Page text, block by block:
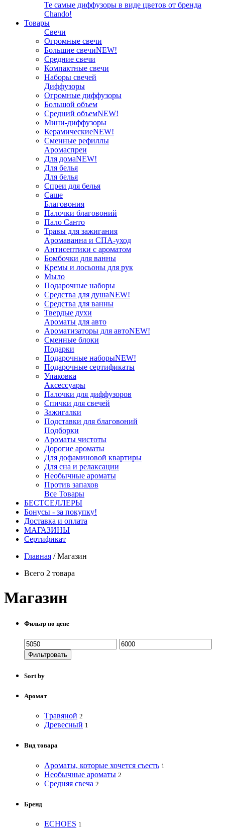
Те самые диффузоры в виде цветов от бренда
Chando!
Товары
Свечи
Огромные свечи
Большие свечиNEW!
Средние свечи
Компактные свечи
Наборы свечей
Диффузоры
Огромные диффузоры
Большой объем
Средний объемNEW!
Мини-диффузоры
КерамическиеNEW!
Сменные рефиллы
Аромаспреи
Для домаNEW!
Для белья
Для белья
Спреи для белья
Саше
Благовония
Палочки благовоний
Пало Санто
Травы для зажигания
Аромаванна и СПА-уход
Антисептики с ароматом
Бомбочки для ванны
Кремы и лосьоны для рук
Мыло
Подарочные наборы
Средства для душаNEW!
Средства для ванны
Твердые духи
Ароматы для авто
Ароматизаторы для автоNEW!
Сменные блоки
Подарки
Подарочные наборыNEW!
Подарочные сертификаты
Упаковка
Аксессуары
Палочки для диффузоров
Спички для свечей
Зажигалки
Подставки для благовоний
Подборки
Ароматы чистоты
Дорогие ароматы
Для дофаминовой квартиры
Для сна и релаксации
Необычные ароматы
Против запахов
Все Товары
БЕСТСЕЛЛЕРЫ
Бонусы - за покупку!
Доставка и оплата
МАГАЗИНЫ
Cертификат
Главная /Магазин
Всего 2 товара
Магазин
Фильтр по цене
Фильтровать
Sort by
Аромат
Tравяной 2
Древесный 1
Вид товара
Ароматы, которые хочется съесть 1
Необычные ароматы 2
Средняя свеча 2
Бренд
ECHOES 1